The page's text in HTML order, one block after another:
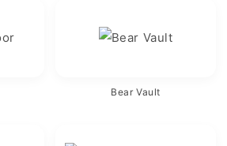
Bear Vault